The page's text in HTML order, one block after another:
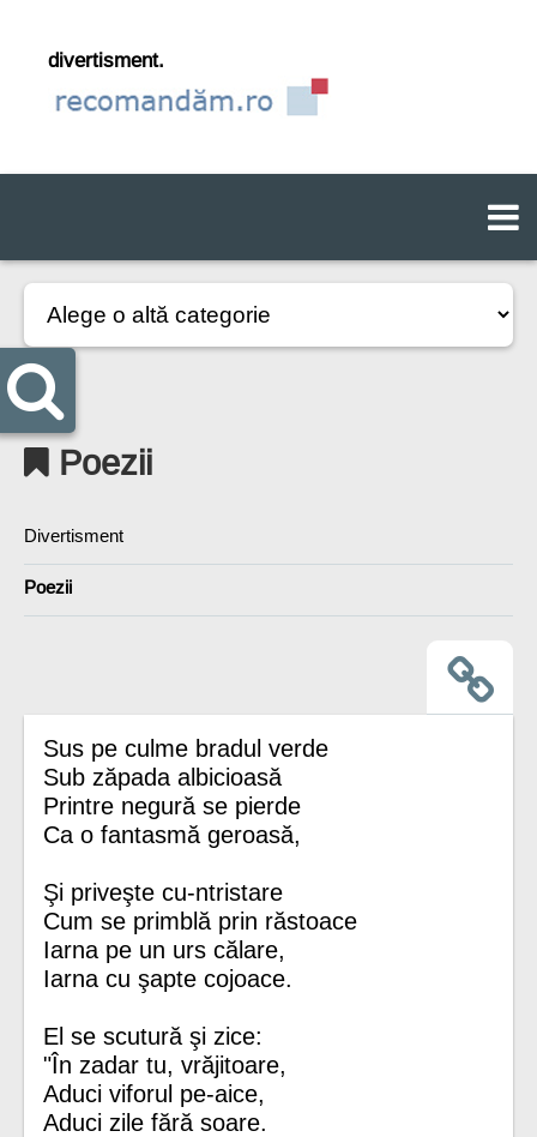
divertisment.
Poezii
Divertisment
Poezii
Sus pe culme bradul verde
Sub zăpada albicioasă
Printre negură se pierde
Ca o fantasmă geroasă,
Şi priveşte cu-ntristare
Cum se primblă prin răstoace
Iarna pe un urs călare,
Iarna cu şapte cojoace.
El se scutură şi zice:
"În zadar tu, vrăjitoare,
Aduci viforul pe-aice,
Aduci zile fără soare.